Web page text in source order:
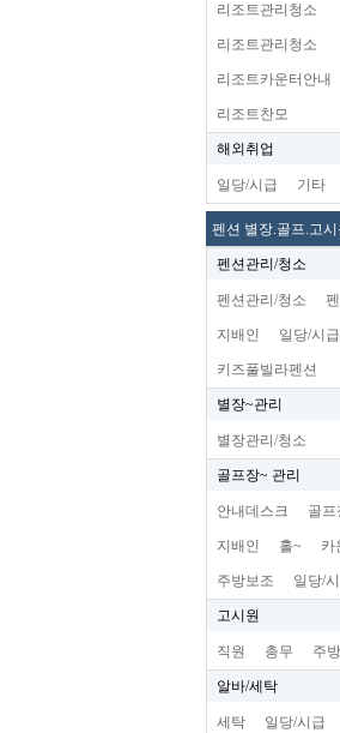
리조트관리청소
리조트관리청소
리조트카운터안내
리조트찬모
해외취업
일당/시급 기타
펜션 별장.골프.고
펜션관리/청소
펜션관리/청소
지배인 일당/시급
키즈풀빌라펜션
별장~관리
별장관리/청소
골프장~ 관리
안내데스크 골프
지배인 홀~ 카
주방보조 일당/
고시원
직원 총무 주방
알바/세탁
세탁 일당/시급